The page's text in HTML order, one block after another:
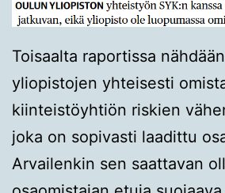
Toisaalta raportissa
yliopistojen yhteisesti
kiinteistöyhtiön riskien
joka on sopivasti laadittu
Arvailenkin sen saattavan